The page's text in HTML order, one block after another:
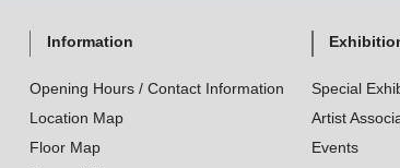
Information
Opening Hours / Contact Information
Location Map
Floor Map
Special
Artist
Events